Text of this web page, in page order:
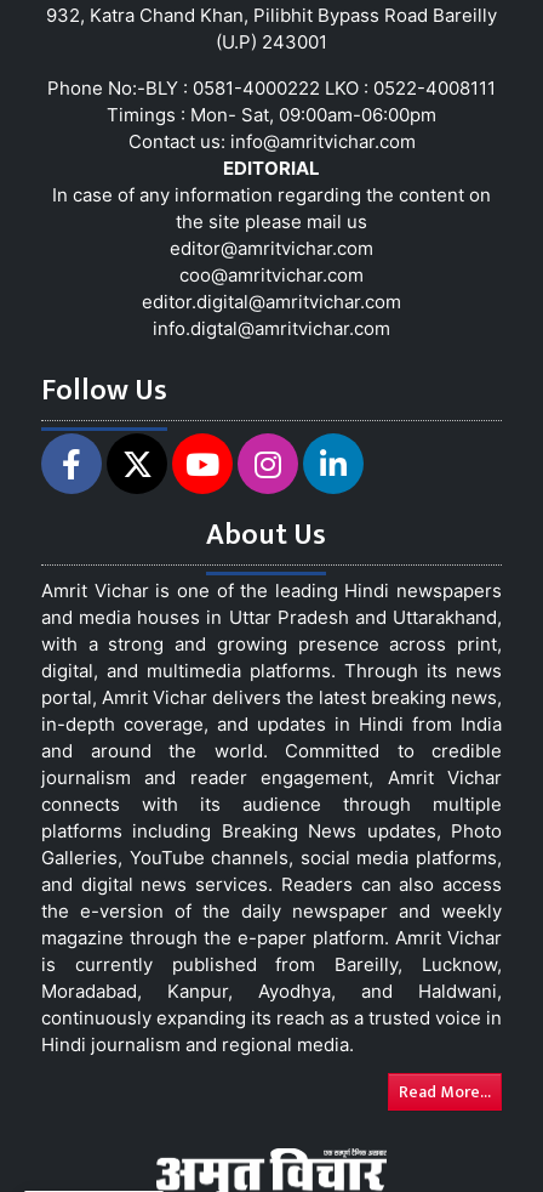
932, Katra Chand Khan, Pilibhit Bypass Road Bareilly
(U.P) 243001
Phone No:-BLY : 0581-4000222 LKO : 0522-4008111
Timings : Mon- Sat, 09:00am-06:00pm
Contact us: info@amritvichar.com
EDITORIAL
In case of any information regarding the content on
the site please mail us
editor@amritvichar.com
coo@amritvichar.com
editor.digital@amritvichar.com
info.digtal@amritvichar.com
Follow Us
About Us
Amrit Vichar is one of the leading Hindi newspapers
and media houses in Uttar Pradesh and Uttarakhand,
with a strong and growing presence across print,
digital, and multimedia platforms. Through its news
portal, Amrit Vichar delivers the latest breaking news,
in-depth coverage, and updates in Hindi from India
and around the world. Committed to credible
journalism and reader engagement, Amrit Vichar
connects with its audience through multiple
platforms including Breaking News updates, Photo
Galleries, YouTube channels, social media platforms,
and digital news services. Readers can also access
the e-version of the daily newspaper and weekly
magazine through the e-paper platform. Amrit Vichar
is currently published from Bareilly, Lucknow,
Moradabad, Kanpur, Ayodhya, and Haldwani,
continuously expanding its reach as a trusted voice in
Hindi journalism and regional media.
Read More...